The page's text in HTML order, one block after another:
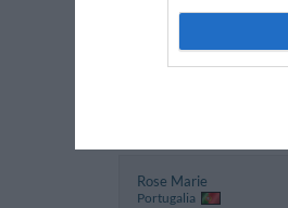
Simone
Rose Marie
Portugalia